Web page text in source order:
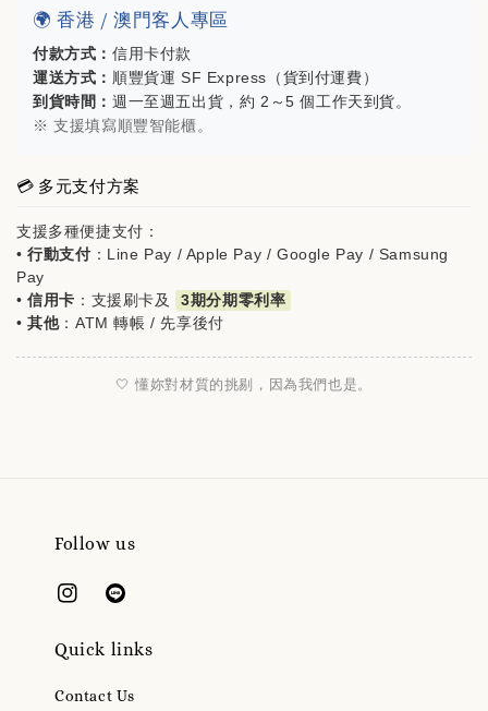
mont-bell方格紋五分割帽(購買🐻家任一商品
即可折價$200)
NT$ 980
NT$ 1,180
-
🌍 香港 / 澳門客人專區
付款方式： 信用卡付款
運送方式： 順豐貨運 SF Express（貨到付運費）
到貨時間： 週一至週五出貨，約 2～5 個工作天到貨。
※ 支援填寫順豐智能櫃。
💳 多元支付方案
支援多種便捷支付：
•行動支付 ：Line Pay / Apple Pay / Google Pay / Samsung
Pay
•信用卡 ：支援刷卡及
3期分期零利率
•其他：ATM 轉帳 / 先享後付
🤍 懂妳對材質的挑剔，因為我們也是。
Follow us
Quick links
Contact Us